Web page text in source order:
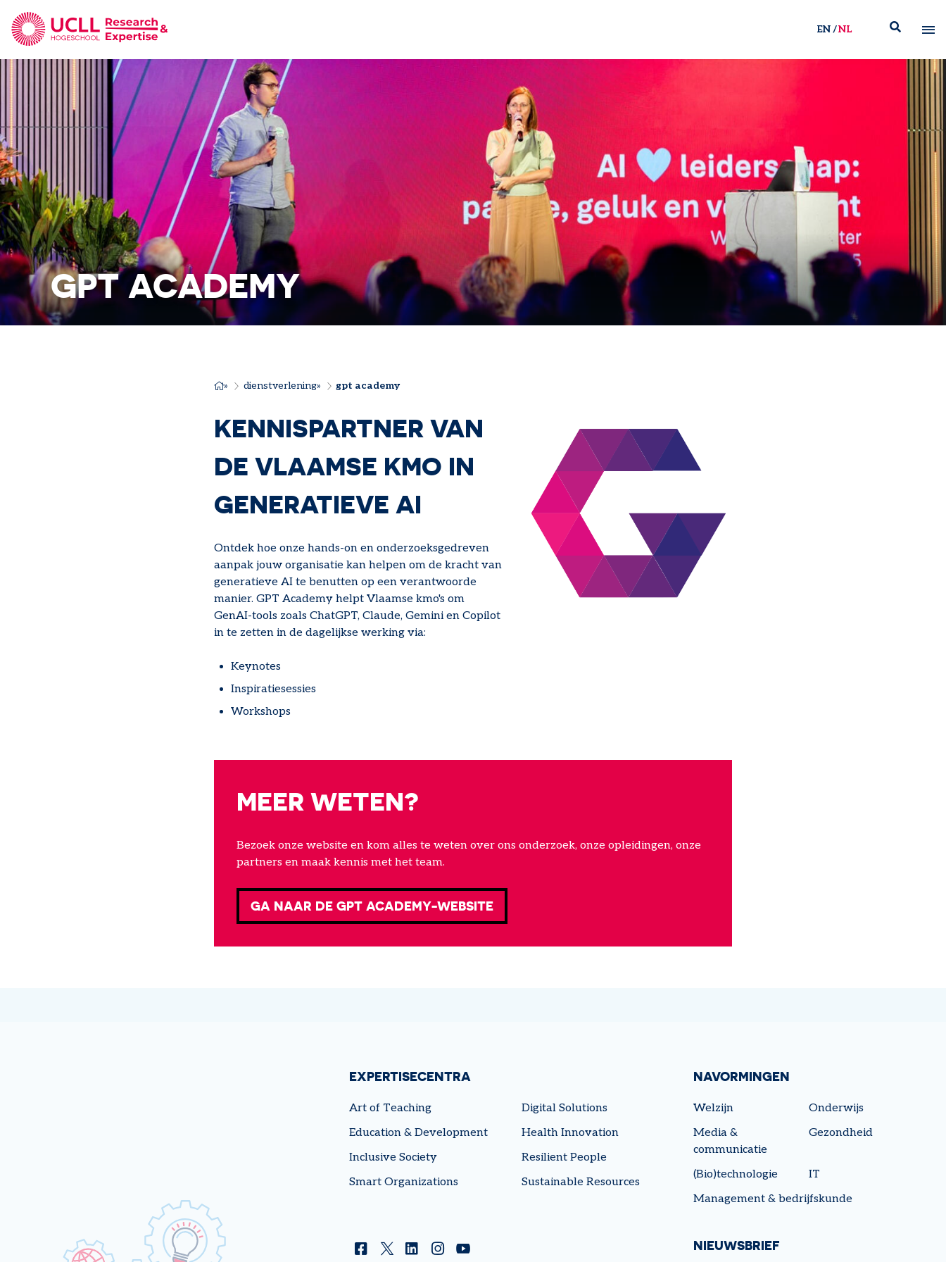
UCLL Research & Expertise
EN NL
GPT ACADEMY
KRUIMELPAD
dienstverlening gpt academy
KENNISPARTNER VAN
DE VLAAMSE KMO IN
GENERATIEVE AI
Ontdek hoe onze hands-on en onderzoeksgedreven
aanpak jouw organisatie kan helpen om de kracht van
generatieve AI te benutten op een verantwoorde
manier. GPT Academy helpt Vlaamse kmo's om
GenAI-tools zoals ChatGPT, Claude, Gemini en Copilot
in te zetten in de dagelijkse werking via:
Keynotes
Inspiratiesessies
Workshops
MEER WETEN?
Bezoek onze website en kom alles te weten over ons onderzoek, onze opleidingen, onze
partners en maak kennis met het team.
GA NAAR DE GPT ACADEMY-WEBSITE
EXPERTISECENTRA
Art of Teaching
Digital Solutions
Education & Development
Health Innovation
Inclusive Society
Resilient People
Smart Organizations
Sustainable Resources
NAVORMINGEN
Welzijn
Onderwijs
Media &
communicatie
Gezondheid
(Bio)technologie
IT
Management & bedrijfskunde
NIEUWSBRIEF